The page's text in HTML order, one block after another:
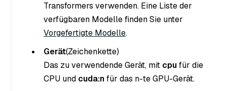
Transformers verwenden. Eine Liste der
verfügbaren Modelle finden Sie unter
Vorgefertigte Modelle.
Gerät(Zeichenkette)
Das zu verwendende Gerät, mit cpufür die
CPU und cuda:nfür das n-te GPU-Gerät.